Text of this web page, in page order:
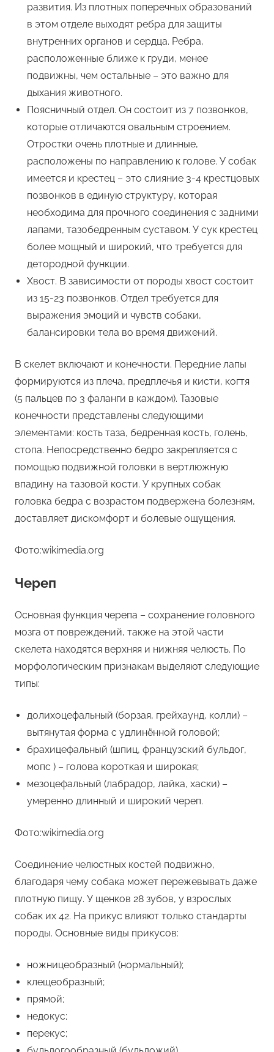
развития. Из плотных поперечных образований
в этом отделе выходят ребра для защиты
внутренних органов и сердца. Ребра,
расположенные ближе к груди, менее
подвижны, чем остальные – это важно для
дыхания животного.
Поясничный отдел. Он состоит из 7 позвонков,
которые отличаются овальным строением.
Отростки очень плотные и длинные,
расположены по направлению к голове. У собак
имеется и крестец – это слияние 3-4 крестцовых
позвонков в единую структуру, которая
необходима для прочного соединения с задними
лапами, тазобедренным суставом. У сук крестец
более мощный и широкий, что требуется для
детородной функции.
Хвост. В зависимости от породы хвост состоит
из 15-23 позвонков. Отдел требуется для
выражения эмоций и чувств собаки,
балансировки тела во время движений.
В скелет включают и конечности. Передние лапы
формируются из плеча, предплечья и кисти, когтя
(5 пальцев по 3 фаланги в каждом). Тазовые
конечности представлены следующими
элементами: кость таза, бедренная кость, голень,
стопа. Непосредственно бедро закрепляется с
помощью подвижной головки в вертлюжную
впадину на тазовой кости. У крупных собак
головка бедра с возрастом подвержена болезням,
доставляет дискомфорт и болевые ощущения.
Фото:wikimedia.org
Череп
Основная функция черепа – сохранение головного
мозга от повреждений, также на этой части
скелета находятся верхняя и нижняя челюсть. По
морфологическим признакам выделяют следующие
типы:
долихоцефальный (борзая, грейхаунд, колли) –
вытянутая форма с удлинённой головой;
брахицефальный (шпиц, французский бульдог,
мопс ) – голова короткая и широкая;
мезоцефальный (лабрадор, лайка, хаски) –
умеренно длинный и широкий череп.
Фото:wikimedia.org
Соединение челюстных костей подвижно,
благодаря чему собака может пережевывать даже
плотную пищу. У щенков 28 зубов, у взрослых
собак их 42. На прикус влияют только стандарты
породы. Основные виды прикусов:
ножницеобразный (нормальный);
клещеобразный;
прямой;
недокус;
перекус;